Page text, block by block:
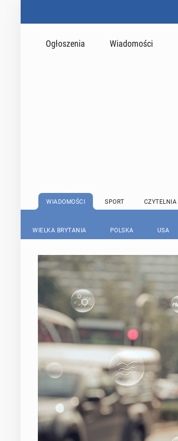
Ogłoszenia Wiadomości
WIADOMOŚCI SPORT CZYTELNIA
WIELKA BRYTANIA POLSKA USA